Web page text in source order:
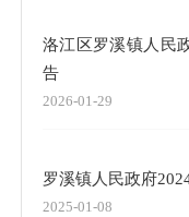
洛江区罗溪镇人民
告
2026-01-29
罗溪镇人民政府
2025-01-08